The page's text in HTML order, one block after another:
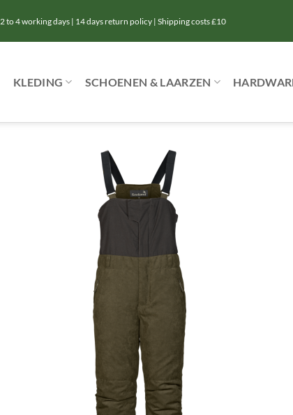
to 4 working days | 14 days return policy | Shipping costs £10
KLEDING SCHOENEN & LAARZEN